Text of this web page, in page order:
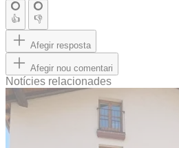
👍 👎
Afegir resposta
Afegir nou comentari
Notícies relacionades